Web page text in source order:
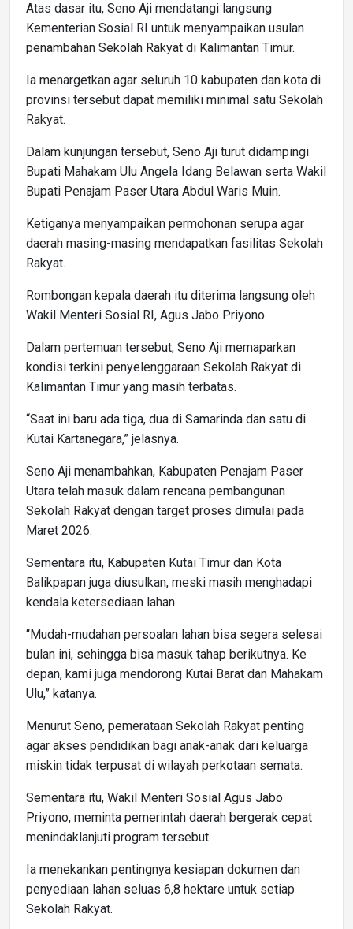
Atas dasar itu, Seno Aji mendatangi langsung
Kementerian Sosial RI untuk menyampaikan usulan
penambahan Sekolah Rakyat di Kalimantan Timur.
Ia menargetkan agar seluruh 10 kabupaten dan kota di
provinsi tersebut dapat memiliki minimal satu Sekolah
Rakyat.
Dalam kunjungan tersebut, Seno Aji turut didampingi
Bupati Mahakam Ulu Angela Idang Belawan serta Wakil
Bupati Penajam Paser Utara Abdul Waris Muin.
Ketiganya menyampaikan permohonan serupa agar
daerah masing-masing mendapatkan fasilitas Sekolah
Rakyat.
Rombongan kepala daerah itu diterima langsung oleh
Wakil Menteri Sosial RI, Agus Jabo Priyono.
Dalam pertemuan tersebut, Seno Aji memaparkan
kondisi terkini penyelenggaraan Sekolah Rakyat di
Kalimantan Timur yang masih terbatas.
“Saat ini baru ada tiga, dua di Samarinda dan satu di
Kutai Kartanegara,” jelasnya.
Seno Aji menambahkan, Kabupaten Penajam Paser
Utara telah masuk dalam rencana pembangunan
Sekolah Rakyat dengan target proses dimulai pada
Maret 2026.
Sementara itu, Kabupaten Kutai Timur dan Kota
Balikpapan juga diusulkan, meski masih menghadapi
kendala ketersediaan lahan.
“Mudah-mudahan persoalan lahan bisa segera selesai
bulan ini, sehingga bisa masuk tahap berikutnya. Ke
depan, kami juga mendorong Kutai Barat dan Mahakam
Ulu,” katanya.
Menurut Seno, pemerataan Sekolah Rakyat penting
agar akses pendidikan bagi anak-anak dari keluarga
miskin tidak terpusat di wilayah perkotaan semata.
Sementara itu, Wakil Menteri Sosial Agus Jabo
Priyono, meminta pemerintah daerah bergerak cepat
menindaklanjuti program tersebut.
Ia menekankan pentingnya kesiapan dokumen dan
penyediaan lahan seluas 6,8 hektare untuk setiap
Sekolah Rakyat.